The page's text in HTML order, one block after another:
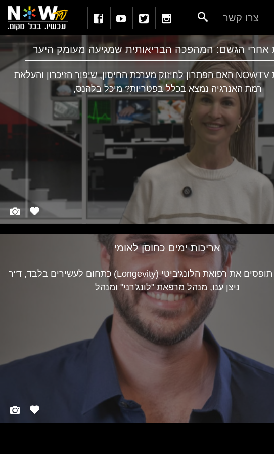
צרו קשר
אחרי הגשם: המהפכה הבריאותית שמגיעה מעומק היער
מאת: מערכת NOWTV האם הפתרון לחיזוק מערכת החיסון, שיפור הזיכרון והעלאת
רמת האנרגיה נמצא בכלל בפטריות? מיכל בלהנס,
אריכות ימים כחוסן לאומי
בעוד שרבים תופסים את רפואת הלונג'ביטי (Longevity) כתחום לעשירים בלבד, ד"ר
ניצן ענו, מנהל מרפאת "לונג'רני" ומנהל